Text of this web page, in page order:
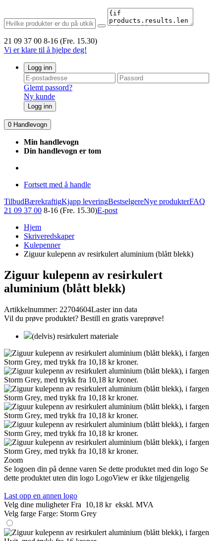
21 09 37 00 8-16 (Fre. 15.30)
Vi er klare til å hjelpe deg!
Logg inn
Glemt passord?
Ny kunde
Logg inn
0 Handlevogn
Min handlevogn
Din handlevogn er tom
Fortsett med å handle
TilbudBærekraftigKjapp leveringBestselgereNye produkterFAQ
21 09 37 00 8-16 (Fre. 15.30)E-post
Hjem
Skriveredskaper
Kulepenner
Ziguur kulepenn av resirkulert aluminium (blått blekk)
Ziguur kulepenn av resirkulert
aluminium (blått blekk)
Artikkelnummer: 22704604Laster inn data
Vil du prøve produktet? Bestill en gratis vareprøve!
(delvis) resirkulert materiale
Zoom
Se logoen din på denne varen Se dette produktet med din logo Se
dette produktet uten din logo LogoView er ikke tilgjengelig
Last opp en annen logo
Velg dine muligheter Fra 10,18 kr ekskl. MVA
Velg farge Farge: Storm Grey